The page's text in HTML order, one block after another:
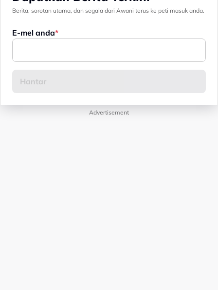
Berita, sorotan utama, dan segala dari Awani terus ke peti masuk anda.
E-mel anda
Advertisement